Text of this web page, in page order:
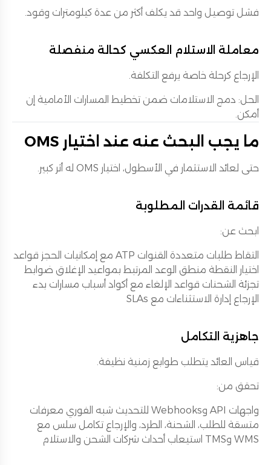
فشل توصيل واحد قد يكلف أكثر من عدة كيلومترات وقود.
معاملة الاستلام العكسي كحالة منفصلة
الإرجاع كرحلة خاصة يرفع التكلفة.
الحل: دمج الاستلامات ضمن تخطيط المسارات الأمامية إن
أمكن.
ما يجب البحث عنه عند اختيار OMS
حتى لعائد الاستثمار في الأسطول، اختيار OMS له أثر كبير.
قائمة القدرات المطلوبة
ابحث عن:
التقاط طلبات متعددة القنوات ATP مع إمكانيات الحجز قواعد
اختيار النقطة منطق الوعد المرتبط بمواعيد الإغلاق ضوابط
تجزئة الشحنات قواعد الإلغاء مع أكواد أسباب مسارات بدء
الإرجاع إدارة الاستثناءات مع SLAs
جاهزية التكامل
قياس العائد يتطلب طوابع زمنية نظيفة.
تحقق من:
واجهات API وWebhooks للتحديث شبه الفوري معرفات
متسقة للطلب، الشحنة، الطرد، والإرجاع تكامل سلس مع
WMS وTMS استيعاب أحداث شركات الشحن والاستلام